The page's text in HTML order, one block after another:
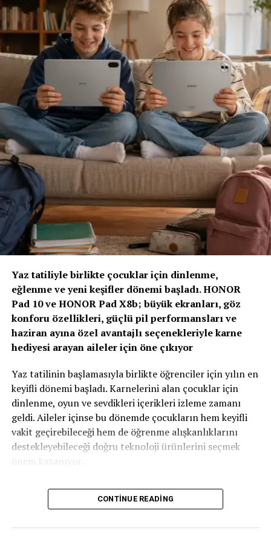
Sigortacılığı sezonluk indirim odaklı yapıdan
uzaklaştırmak gerektiğini ifade edenÖlken,sözlerine
şöyle devam etti: “Toplam maliyetleri düşüren,
verimliliği artıran ve müşterilerimize daha erişilebilir
çözümler sunan bir sektör yapısına ihtiyacımız var. Bu
yüzden sektör olarak fabrika ayarlarımıza dönmeliyiz.
Bizim fabrika ayarlarımız; müşteriyi anlamakla başlar,
riski doğru değerlendirmekle, acenteyi güçlendirmekle
ve sürdürülebilir fiyatlama disipliniyle şekillenir. AXA
Türkiye olarak Empati Güvencesi yaklaşımımızı önleyici
sigortacılık anlayışıyla birleştiriyor, Adaptif Sigortacılık
2030 vizyonumuzla geleceğe hazırlanıyoruz. Çünkü
gelecekte değer yaratacak olan, yalnızca gerçekleşen
kayıpları karşılayan değil; hayatı koruyan, riskleri
öngören ve dayanıklılığı artıran sigortacılık modelidir.”
“Yapay Zeka ve Veri, Yeni Dönemin Belirleyicileri
Zirvenin dijitalleşme ve veri odaklı müşteri yönetimi
başlıklı oturumlarında, yapay zeka ve büyük verinin
sigortacılıkta karar alma süreçlerindeki etkisi ele alındı.
AXA Türkiye Satış, Kurumsal İletişim ve Sağlık
Başkanı Sanem Çıngay Buçukoğlu: “Önümüzdeki
daha anlamlı müşteri deneyimlerine dönüştürebilmek
olacak. Yapay zeka bize güçlü araçlar sunuyor; ancak
müşteri güvenini inşa eden temel değerler hâlâ şeffaflık,
tutarlılık ve uzun vadeli ilişki kurabilme becerisidir.
Teknolojinin sağladığı hız ve verimliliği, “Empati
Güvencesi” yaklaşımımızı da arkamıza alarak
Sigortacılığın tarihsel olarak her zaman veri odaklı bir
Yaz tatiliyle birlikte çocuklar için dinlenme,
eğlenme ve yeni keşifler dönemi başladı. HONOR
Pad 10 ve HONOR Pad X8b; büyük ekranları, göz
konforu özellikleri, güçlü pil performansları ve
haziran ayına özel avantajlı seçenekleriyle karne
hediyesi arayan aileler için öne çıkıyor
Yaz tatilinin başlamasıyla birlikte öğrenciler için yılın en
keyifli dönemi başladı. Karnelerini alan çocuklar için
dinlenme, oyun ve sevdikleri içerikleri izleme zamanı
geldi. Aileler içinse bu dönemde çocukların hem keyifli
vakit geçirebileceği hem de öğrenme alışkanlıklarını
destekleyebileceği doğru teknoloji ürünlerini seçmek
önem kazanıyor.
HONOR, Pad 10 ve Pad X8b modelleriyle karne hediyesi
arayan ailelere özel kampanyalarla güçlü tablet
kitap okumak, eğitici içeriklere ulaşmak ya da çizim ve
CONTINUE READING